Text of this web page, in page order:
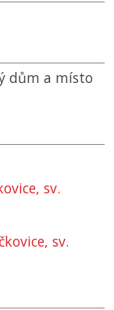
dům a místo
sv.
sv.